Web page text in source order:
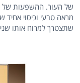
של העור. ההשפעות
שתצטרך למרוח אותו